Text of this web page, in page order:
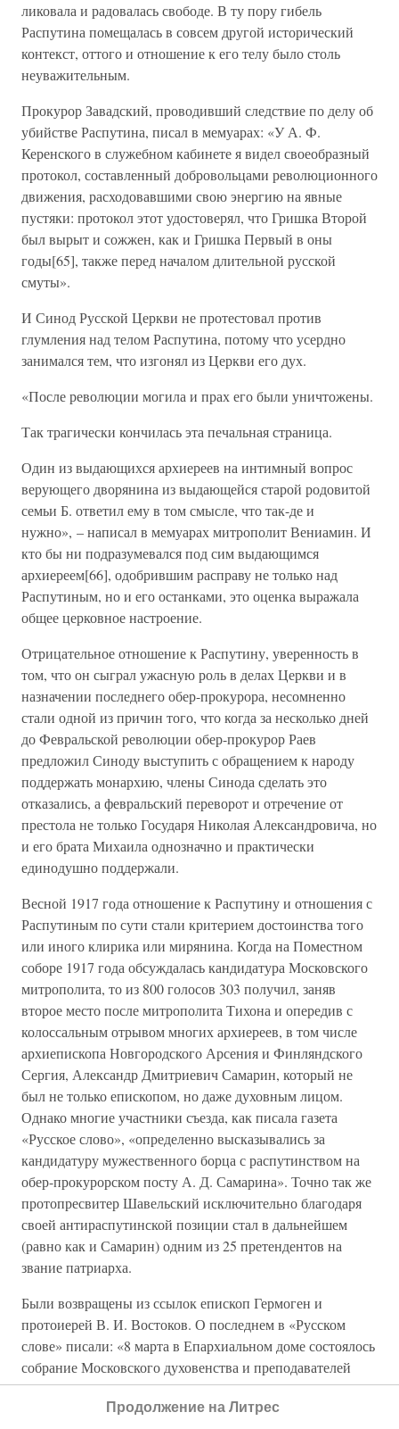
ликовала и радовалась свободе. В ту пору гибель
Распутина помещалась в совсем другой исторический
контекст, оттого и отношение к его телу было столь
неуважительным.
Прокурор Завадский, проводивший следствие по делу об
убийстве Распутина, писал в мемуарах: «У А. Ф.
Керенского в служебном кабинете я видел своеобразный
протокол, составленный добровольцами революционного
движения, расходовавшими свою энергию на явные
пустяки: протокол этот удостоверял, что Гришка Второй
был вырыт и сожжен, как и Гришка Первый в оны
годы[65], также перед началом длительной русской
смуты».
И Синод Русской Церкви не протестовал против
глумления над телом Распутина, потому что усердно
занимался тем, что изгонял из Церкви его дух.
«После революции могила и прах его были уничтожены.
Так трагически кончилась эта печальная страница.
Один из выдающихся архиереев на интимный вопрос
верующего дворянина из выдающейся старой родовитой
семьи Б. ответил ему в том смысле, что так-де и
нужно», – написал в мемуарах митрополит Вениамин. И
кто бы ни подразумевался под сим выдающимся
архиереем[66], одобрившим расправу не только над
Распутиным, но и его останками, это оценка выражала
общее церковное настроение.
Отрицательное отношение к Распутину, уверенность в
том, что он сыграл ужасную роль в делах Церкви и в
назначении последнего обер-прокурора, несомненно
стали одной из причин того, что когда за несколько дней
до Февральской революции обер-прокурор Раев
предложил Синоду выступить с обращением к народу
поддержать монархию, члены Синода сделать это
отказались, а февральский переворот и отречение от
престола не только Государя Николая Александровича, но
и его брата Михаила однозначно и практически
единодушно поддержали.
Весной 1917 года отношение к Распутину и отношения с
Распутиным по сути стали критерием достоинства того
или иного клирика или мирянина. Когда на Поместном
соборе 1917 года обсуждалась кандидатура Московского
митрополита, то из 800 голосов 303 получил, заняв
второе место после митрополита Тихона и опередив с
колоссальным отрывом многих архиереев, в том числе
архиепископа Новгородского Арсения и Финляндского
Сергия, Александр Дмитриевич Самарин, который не
был не только епископом, но даже духовным лицом.
Однако многие участники съезда, как писала газета
«Русское слово», «определенно высказывались за
кандидатуру мужественного борца с распутинством на
обер-прокурорском посту А. Д. Самарина». Точно так же
протопресвитер Шавельский исключительно благодаря
своей антираспутинской позиции стал в дальнейшем
(равно как и Самарин) одним из 25 претендентов на
звание патриарха.
Были возвращены из ссылок епископ Гермоген и
протоиерей В. И. Востоков. О последнем в «Русском
слове» писали: «8 марта в Епархиальном доме состоялось
собрание Московского духовенства и преподавателей
духовно-учебных заведений <…> В. И. Востоков признал
необходимость, чтобы лица, замаравшие себя в грязи
Продолжение на Литрес